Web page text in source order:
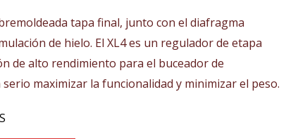
tapa final, junto con el diafragma
de hielo. El XL4 es un regulador de etapa
de alto rendimiento para el buceador de
maximizar la funcionalidad y minimizar el peso.